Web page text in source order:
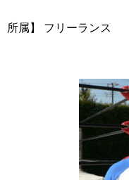
所属】 フリーランス